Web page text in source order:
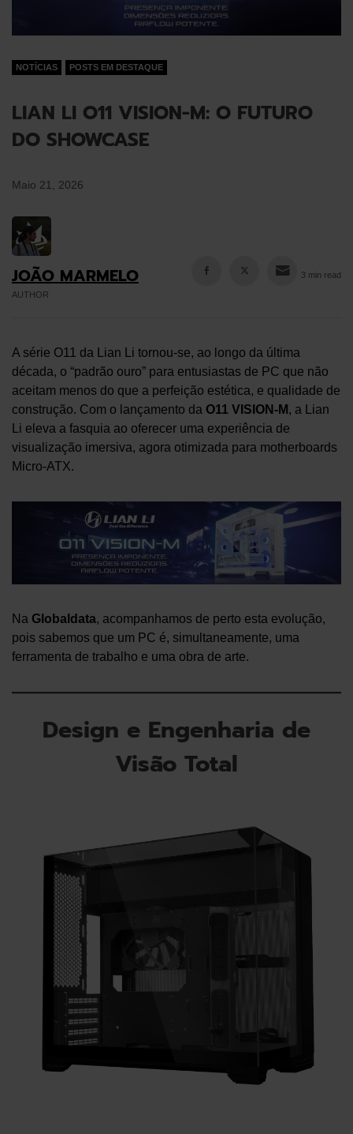
NOTÍCIAS POSTS EM DESTAQUE
LIAN LI O11 VISION-M: O FUTURO
DO SHOWCASE
Maio 21, 2026
JOÃO MARMELO
AUTHOR
3 min read
A série O11 da Lian Li tornou-se, ao longo da última
década, o “padrão ouro” para entusiastas de PC que não
aceitam menos do que a perfeição estética, e qualidade de
construção. Com o lançamento da O11 VISION-M , a Lian
Li eleva a fasquia ao oferecer uma experiência de
visualização imersiva, agora otimizada para motherboards
Micro-ATX.
Na Globaldata, acompanhamos de perto esta evolução,
pois sabemos que um PC é, simultaneamente, uma
ferramenta de trabalho e uma obra de arte.
Design e Engenharia de
Visão Total